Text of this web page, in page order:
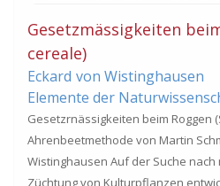
Gesetzmässigkeiten
cereale)
Eckard von Wistinghausen
Elemente der
Gesetzrnässigkeiten beim Roggen
Ahrenbeetmethode von Martin
Wistinghausen Auf der Suche
Züchtung von Kulturpflanzen